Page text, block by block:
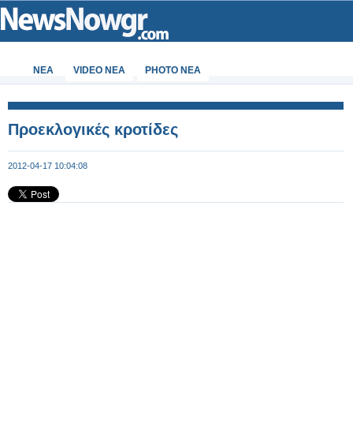
ΝΕΑ VIDEO NEA PHOTO NEA
Προεκλογικές κροτίδες
2012-04-17 10:04:08